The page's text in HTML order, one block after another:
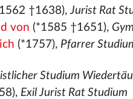
†1638),Jurist Rat
von (*1585 †1651),
(*1757), Pfarrer
Studium
Exil Jurist Rat Studium